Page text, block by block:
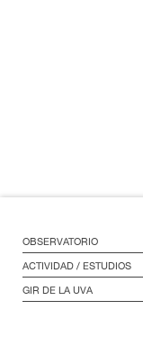
OBSERVATORIO
ACTIVIDAD / ESTUDIOS
GIR DE LA UVA